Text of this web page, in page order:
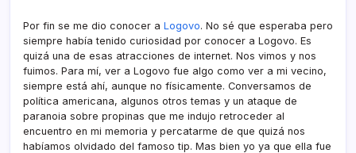
Por fin se me dio conocer a Logovo. No sé que esperaba pero
siempre habí­a tenido curiosidad por conocer a Logovo. Es
quizá una de esas atracciones de internet. Nos vimos y nos
fuimos. Para mí­, ver a Logovo fue algo como ver a mi vecino,
siempre está ahí­, aunque no fí­sicamente. Conversamos de
polí­tica americana, algunos otros temas y un ataque de
paranoia sobre propinas que me indujo retroceder al
encuentro en mi memoria y percatarme de que quizá nos
habí­amos olvidado del famoso tip. Mas bien yo ya que ella fue